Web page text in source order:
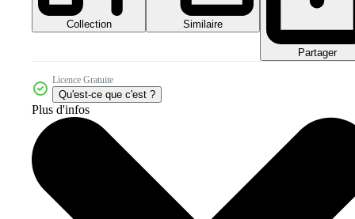
Collection Similaire
Partager
Licence Gratuite
Qu'est-ce que c'est ?
Plus d'infos